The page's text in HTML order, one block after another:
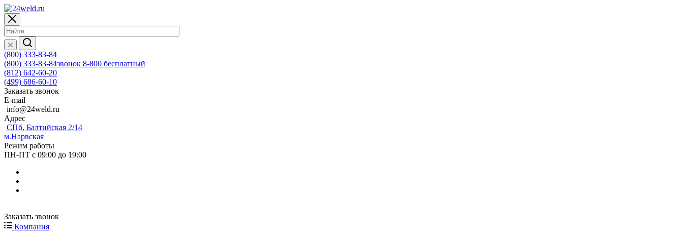
(800) 333-83-84
(800) 333-83-84звонок 8-800 бесплатный
(812) 642-60-20
(499) 686-60-10
Заказать звонок
E-mail
info@24weld.ru
Адрес
СПб, Балтийская 2/14
м.Нарвская
Режим работы
ПН-ПТ с 09:00 до 19:00
Заказать звонок
Компания